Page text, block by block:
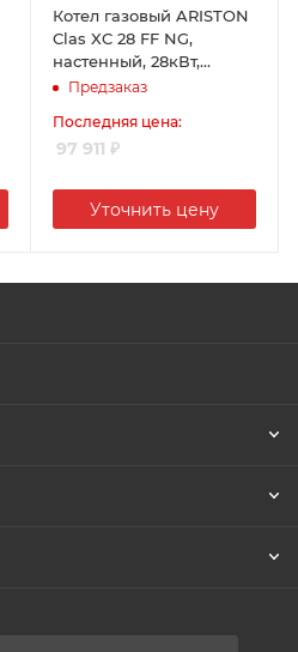
Котел газовый ARISTON
Clas XC 28 FF NG,
настенный, 28кВт,
двухконтурный,
Предзаказ
Последняя цена:
97 911 ₽
Уточнить цену